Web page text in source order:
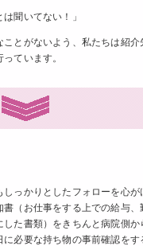
は聞いてない！」
ことがないよう、私たちは紹
ています。
しっかりとしたフォローを心が
書（お仕事をする上での給与
した書類）をきちんと病院側か
に必要な持ち物の事前確認を